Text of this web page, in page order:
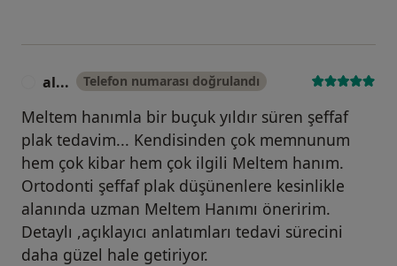
al... Telefon numarası doğrulandı
Meltem hanımla bir buçuk yıldır süren şeffaf
plak tedavim... Kendisinden çok memnunum
hem çok kibar hem çok ilgili Meltem hanım.
Ortodonti şeffaf plak düşünenlere kesinlikle
alanında uzman Meltem Hanımı öneririm.
Detaylı ,açıklayıcı anlatımları tedavi sürecini
daha güzel hale getiriyor.